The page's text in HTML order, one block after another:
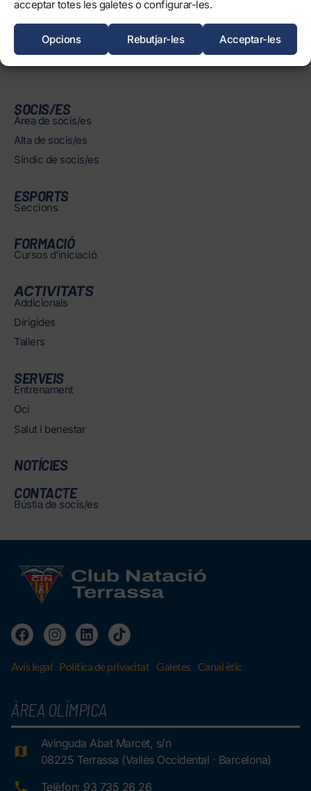
acceptar totes les galetes o configurar-les.
Acceptar-les
Rebutjar-les
Opcions
Horaris
Piscines
Normatives
SOCIS/ES
Àrea de socis/es
Alta de socis/es
Síndic de socis/es
ESPORTS
Seccions
FORMACIÓ
Cursos d’iniciació
ACTIVITATS
Addicionals
Dirigides
Tallers
SERVEIS
Entrenament
Oci
Salut i benestar
NOTÍCIES
CONTACTE
Bústia de socis/es
Avís legal Política de privacitat Galetes Canal ètic
ÀREA OLÍMPICA
Avinguda Abat Marcet, s/n
08225 Terrassa (Vallès Occidental · Barcelona)
Telèfon: 93 735 26 26